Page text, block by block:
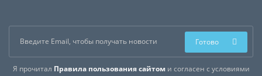
Я прочитал Правила пользования сайтоми согласен с условиями
Готово